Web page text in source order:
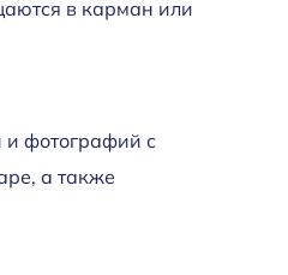
в карман или
и фотографий с
а также